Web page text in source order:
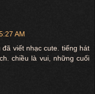
AM
viết nhạc cute. tiếng hát
chiều là vui, những cuối